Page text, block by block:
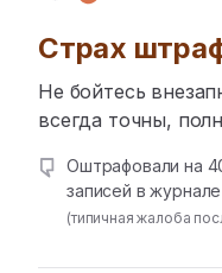
Страх
Не бойтесь
всегда точны,
Оштрафовали на
записей в
(типичная жалоба